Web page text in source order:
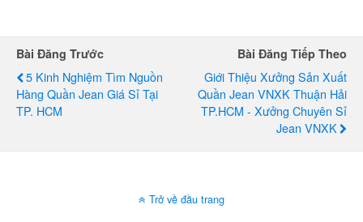
Bài Đăng Trước
5 Kinh Nghiệm Tìm Nguồn
Hàng Quần Jean Giá Sỉ Tại
TP. HCM
Bài Đăng Tiếp Theo
Giới Thiệu Xưởng Sản Xuất
Quần Jean VNXK Thuận Hải
TP.HCM - Xưởng Chuyên Sỉ
Jean VNXK
Trở về đầu trang